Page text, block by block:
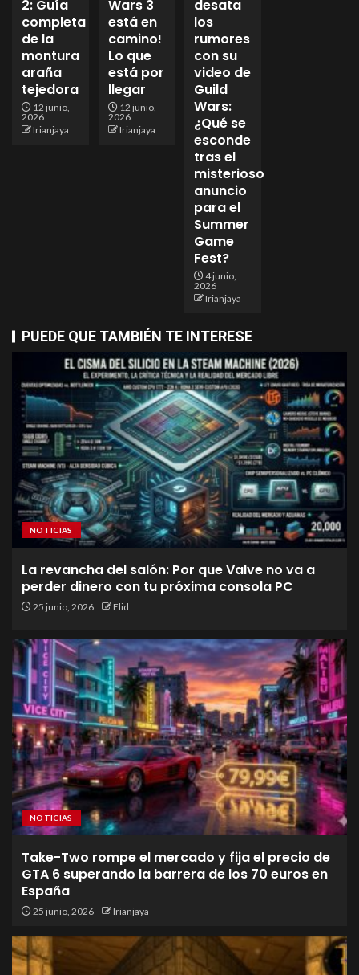
2: Guía
completa
de la
montura
araña
tejedora
12 junio,
2026
Irianjaya
Wars 3
está en
camino!
Lo que
está por
llegar
12 junio,
2026
Irianjaya
desata
los
rumores
con su
video de
Guild
Wars:
¿Qué se
esconde
tras el
misterioso
anuncio
para el
Summer
Game
Fest?
4 junio,
2026
Irianjaya
PUEDE QUE TAMBIÉN TE INTERESE
NOTICIAS
La revancha del salón: Por que Valve no va a
perder dinero con tu próxima consola PC
25 junio, 2026 Elid
NOTICIAS
Take-Two rompe el mercado y fija el precio de
GTA 6 superando la barrera de los 70 euros en
España
25 junio, 2026 Irianjaya